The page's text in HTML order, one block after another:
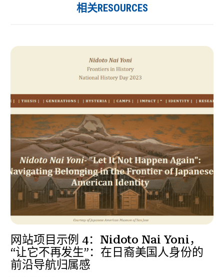
相关RESOURCES
网站项目示例 4：Nidoto Nai Yoni，
“让它不再发生”：在日裔美国人身份的
前沿导航归属感